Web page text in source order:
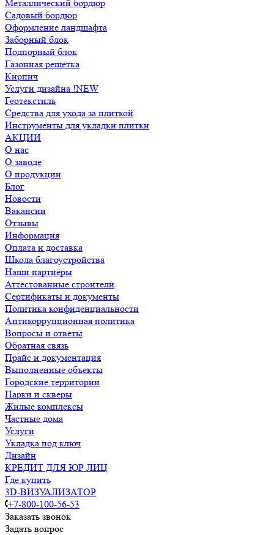
Металлический бордюр
Садовый бордюр
Оформление ландшафта
Заборный блок
Подпорный блок
Газонная решетка
Кирпич
Услуги дизайна !NEW
Геотекстиль
Средства для ухода за плиткой
Инструменты для укладки плитки
АКЦИИ
О нас
О заводе
О продукции
Блог
Новости
Вакансии
Отзывы
Информация
Оплата и доставка
Школа благоустройства
Наши партнёры
Аттестованные строители
Сертификаты и документы
Политика конфиденциальности
Антикоррупционная политика
Вопросы и ответы
Обратная связь
Прайс и документация
Выполненные объекты
Городские территории
Парки и скверы
Жилые комплексы
Частные дома
Услуги
Укладка под ключ
Дизайн
КРЕДИТ ДЛЯ ЮР ЛИЦ
Где купить
3D-ВИЗУАЛИЗАТОР
+7-800-100-56-53
Заказать звонок
Задать вопрос